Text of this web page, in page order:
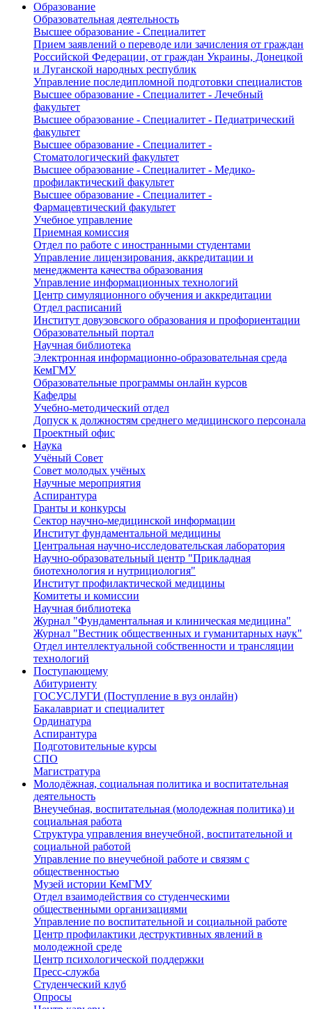
Образование
Образовательная деятельность
Высшее образование - Специалитет
Прием заявлений о переводе или зачисления от граждан
Российской Федерации, от граждан Украины, Донецкой
и Луганской народных республик
Управление последипломной подготовки специалистов
Высшее образование - Специалитет - Лечебный
факультет
Высшее образование - Специалитет - Педиатрический
факультет
Высшее образование - Специалитет -
Стоматологический факультет
Высшее образование - Специалитет - Медико-
профилактический факультет
Высшее образование - Специалитет -
Фармацевтический факультет
Учебное управление
Приемная комиссия
Отдел по работе с иностранными студентами
Управление лицензирования, аккредитации и
менеджмента качества образования
Управление информационных технологий
Центр симуляционного обучения и аккредитации
Отдел расписаний
Институт довузовского образования и профориентации
Образовательный портал
Научная библиотека
Электронная информационно-образовательная среда
КемГМУ
Образовательные программы онлайн курсов
Кафедры
Учебно-методический отдел
Допуск к должностям среднего медицинского персонала
Проектный офис
Наука
Учёный Cовет
Совет молодых учёных
Научные мероприятия
Аспирантура
Гранты и конкурсы
Сектор научно-медицинской информации
Институт фундаментальной медицины
Центральная научно-исследовательская лаборатория
Научно-образовательный центр "Прикладная
биотехнология и нутрициология"
Институт профилактической медицины
Комитеты и комиссии
Научная библиотека
Журнал "Фундаментальная и клиническая медицина"
Журнал "Вестник общественных и гуманитарных наук"
Отдел интеллектуальной собственности и трансляции
технологий
Поступающему
Абитуриенту
ГОСУСЛУГИ (Поступление в вуз онлайн)
Бакалавриат и специалитет
Ординатура
Аспирантура
Подготовительные курсы
СПО
Магистратура
Молодёжная, социальная политика и воспитательная
деятельность
Внеучебная, воспитательная (молодежная политика) и
социальная работа
Структура управления внеучебной, воспитательной и
социальной работой
Управление по внеучебной работе и связям с
общественностью
Музей истории КемГМУ
Отдел взаимодействия со студенческими
общественными организациями
Управление по воспитательной и социальной работе
Центр профилактики деструктивных явлений в
молодежной среде
Центр психологической поддержки
Пресс-служба
Студенческий клуб
Опросы